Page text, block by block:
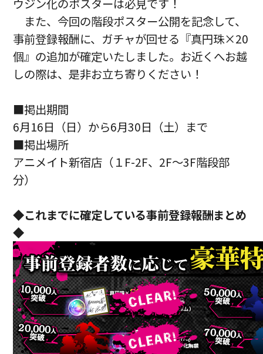
ウジン化のポスターは必見です！
また、今回の階段ポスター公開を記念して、
事前登録報酬に、ガチャが回せる『真円珠×20
個』の追加が確定いたしました。お近くへお越
しの際は、是非お立ち寄りください！
■掲出期間
6月16日（日）から6月30日（土）まで
■掲出場所
アニメイト新宿店（１F-2F、2F～3F階段部
分）
◆これまでに確定している事前登録報酬まとめ
◆